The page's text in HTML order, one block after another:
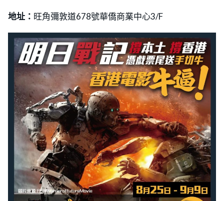
地址： 旺角彌敦道678號華僑商業中心3/F